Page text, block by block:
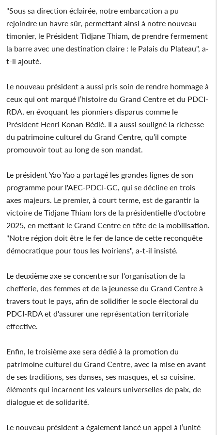
"Sous sa direction éclairée, notre embarcation a pu
rejoindre un havre sûr, permettant ainsi à notre nouveau
timonier, le Président Tidjane Thiam, de prendre fermement
la barre avec une destination claire : le Palais du Plateau", a-
t-il ajouté.
Le nouveau président a aussi pris soin de rendre hommage à
ceux qui ont marqué l’histoire du Grand Centre et du PDCI-
RDA, en évoquant les pionniers disparus comme le
Président Henri Konan Bédié. Il a aussi souligné la richesse
du patrimoine culturel du Grand Centre, qu’il compte
promouvoir tout au long de son mandat.
Le président Yao Yao a partagé les grandes lignes de son
programme pour l'AEC-PDCI-GC, qui se décline en trois
axes majeurs. Le premier, à court terme, est de garantir la
victoire de Tidjane Thiam lors de la présidentielle d’octobre
2025, en mettant le Grand Centre en tête de la mobilisation.
"Notre région doit être le fer de lance de cette reconquête
démocratique pour tous les Ivoiriens", a-t-il insisté.
Le deuxième axe se concentre sur l'organisation de la
chefferie, des femmes et de la jeunesse du Grand Centre à
travers tout le pays, afin de solidifier le socle électoral du
PDCI-RDA et d'assurer une représentation territoriale
effective.
Enfin, le troisième axe sera dédié à la promotion du
patrimoine culturel du Grand Centre, avec la mise en avant
de ses traditions, ses danses, ses masques, et sa cuisine,
éléments qui incarnent les valeurs universelles de paix, de
dialogue et de solidarité.
Le nouveau président a également lancé un appel à l’unité